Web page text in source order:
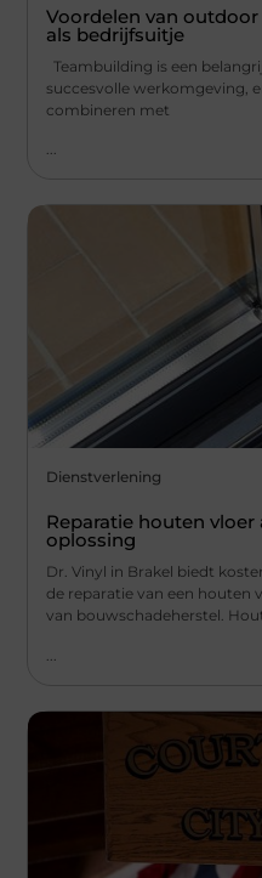
Voordelen van
als bedrijfsuitje
Teambuilding is een
succesvolle werkomgeving,
combineren met
...
Dienstverlening
Reparatie houten
oplossing
Dr. Vinyl in Brakel biedt
de reparatie van een houten
van bouwschadeherstel.